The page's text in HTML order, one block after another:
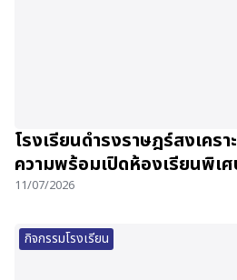
โรงเรียนดำรงราษฎร์สงเครา
ความพร้อมเปิดห้องเรียนพิเ
11/07/2026
กิจกรรมโรงเรียน